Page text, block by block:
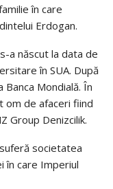
în care
Erdogan.
a născut la data de
în SUA. După
Mondială. În
om de afaceri fiind
Group Denizcilik.
societatea
în care Imperiul